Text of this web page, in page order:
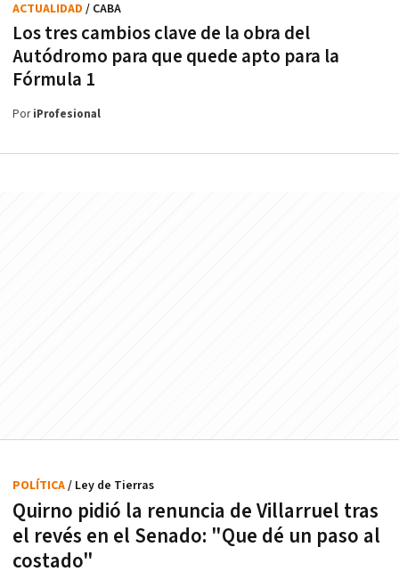
Los tres cambios clave de la obra del
Autódromo para que quede apto para la
Fórmula 1
ACTUALIDAD / CABA
PoriProfesional
Quirno pidió la renuncia de Villarruel tras
el revés en el Senado: "Que dé un paso al
costado"
POLÍTICA/ Ley de Tierras